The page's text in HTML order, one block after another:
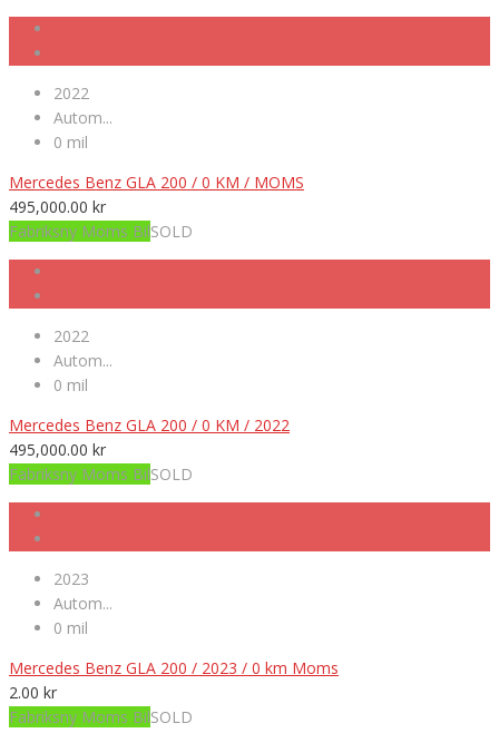
2022
Autom...
0 mil
Mercedes Benz GLA 200 / 0 KM / MOMS
495,000.00 kr
Fabriksny Moms BilSOLD
2022
Autom...
0 mil
Mercedes Benz GLA 200 / 0 KM / 2022
495,000.00 kr
Fabriksny Moms BilSOLD
2023
Autom...
0 mil
Mercedes Benz GLA 200 / 2023 / 0 km Moms
2.00 kr
Fabriksny Moms BilSOLD